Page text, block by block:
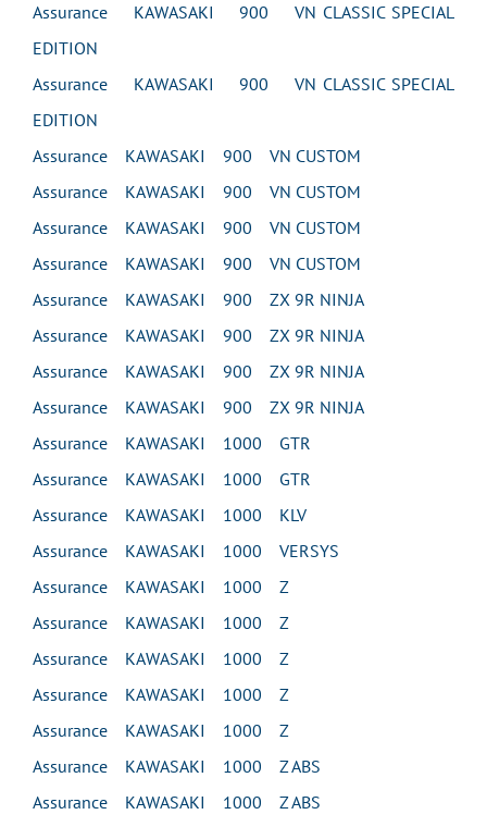
Assurance KAWASAKI 900 VN CLASSIC SPECIAL
EDITION
Assurance KAWASAKI 900 VN CLASSIC SPECIAL
EDITION
Assurance KAWASAKI 900 VN CUSTOM
Assurance KAWASAKI 900 VN CUSTOM
Assurance KAWASAKI 900 VN CUSTOM
Assurance KAWASAKI 900 VN CUSTOM
Assurance KAWASAKI 900 ZX 9R NINJA
Assurance KAWASAKI 900 ZX 9R NINJA
Assurance KAWASAKI 900 ZX 9R NINJA
Assurance KAWASAKI 900 ZX 9R NINJA
Assurance KAWASAKI 1000 GTR
Assurance KAWASAKI 1000 GTR
Assurance KAWASAKI 1000 KLV
Assurance KAWASAKI 1000 VERSYS
Assurance KAWASAKI 1000 Z
Assurance KAWASAKI 1000 Z
Assurance KAWASAKI 1000 Z
Assurance KAWASAKI 1000 Z
Assurance KAWASAKI 1000 Z
Assurance KAWASAKI 1000 Z ABS
Assurance KAWASAKI 1000 Z ABS